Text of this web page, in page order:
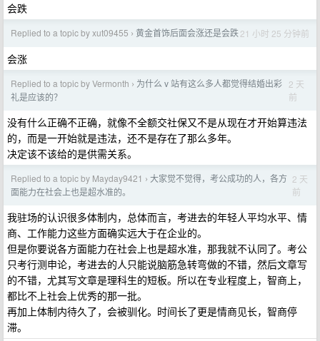
会跌
Replied to a topic by xut09455 › 黄金首饰后面会涨还是会跌21 小时 25 分钟前
会涨
Replied to a topic by Vermonth › 为什么 v 站有这么多人都觉得结婚出彩
礼是应该的？
2 天
前
没有什么正确不正确，就像不全额交社保又不是从现在才开始算违法
的，而是一开始就是违法，还不是存在了那么多年。
决定该不该给的是供需关系。
Replied to a topic by Mayday9421 › 大家觉不觉得，考公成功的人，各方
面能力在社会上也是超水准的。
2 天
前
我驻场的认识很多体制内，总体而言，考进去的年轻人平均水平、情
商、工作能力这些方面确实远大于在企业的。
但是你要说各方面能力在社会上也是超水准，那我就不认同了。考公
只考行测申论，考进去的人只能说脑筋急转弯做的不错，然后文章写
的不错，尤其写文章是理科生的短板。所以在专业程度上，智商上，
都比不上社会上优秀的那一批。
再加上体制内待久了，会被驯化。时间长了更是情商见长，智商停
滞。